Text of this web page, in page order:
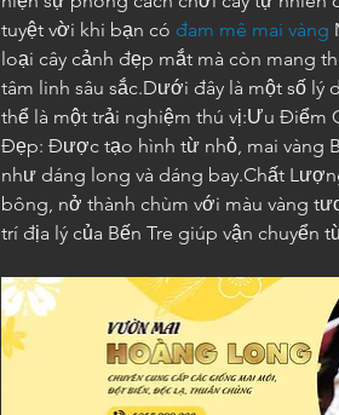
tuyệt vời khi bạn có đam mê mai vàng
loại cây cảnh đẹp mắt mà còn mang
tâm linh sâu sắc.Dưới đây là một số lý
thể là một trải nghiệm thú vị:Ưu Điểm
Đẹp: Được tạo hình từ nhỏ, mai vàng
như dáng long và dáng bay.Chất
bông, nở thành chùm với màu vàng
trí địa lý của Bến Tre giúp vận chuyển